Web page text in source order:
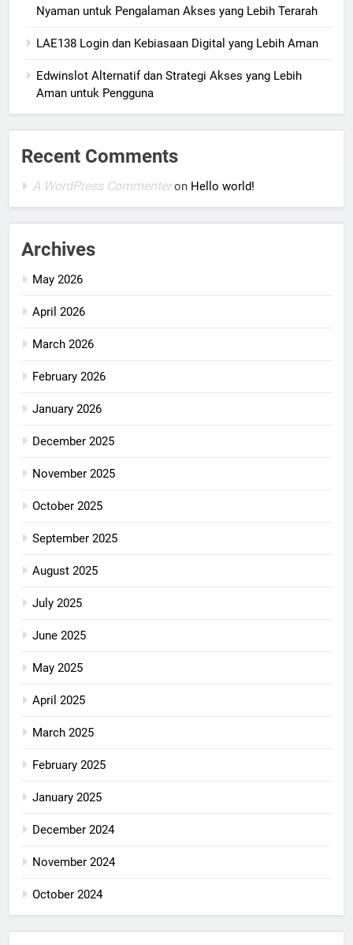
Nyaman untuk Pengalaman Akses yang Lebih Terarah
LAE138 Login dan Kebiasaan Digital yang Lebih Aman
Edwinslot Alternatif dan Strategi Akses yang Lebih
Aman untuk Pengguna
Recent Comments
A WordPress Commenteron Hello world!
Archives
May 2026
April 2026
March 2026
February 2026
January 2026
December 2025
November 2025
October 2025
September 2025
August 2025
July 2025
June 2025
May 2025
April 2025
March 2025
February 2025
January 2025
December 2024
November 2024
October 2024